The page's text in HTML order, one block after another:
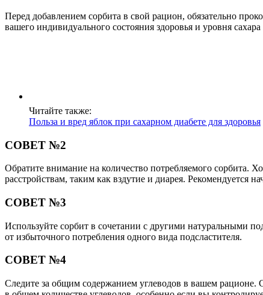
Перед добавлением сорбита в свой рацион, обязательно
вашего индивидуального состояния здоровья и уровня
Читайте также:
Польза и вред яблок при сахарном диабете для здоровья
СОВЕТ №2
Обратите внимание на количество потребляемого сорбита.
расстройствам, таким как вздутие и диарея. Рекомендуется
СОВЕТ №3
Используйте сорбит в сочетании с другими натуральными
от избыточного потребления одного вида подсластителя.
СОВЕТ №4
Следите за общим содержанием углеводов в вашем рационе.